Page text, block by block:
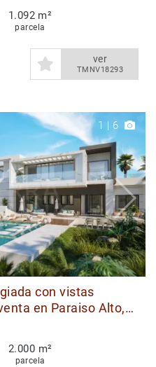
1.092 m²
parcela
ver
TMNV18293
1 | 6
con vistas
en Paraiso Alto,
2.000 m²
parcela